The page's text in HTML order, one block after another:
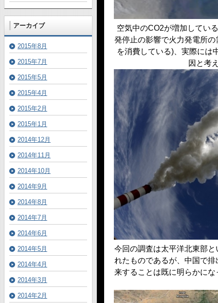
空気中のCO2が増加してい
発停止の影響で火力発電所
を消費している)、実際には
因と考
今回の調査は太平洋北東部
れたものであるが、中国で
来することは既に明らかに
アーカイブ
2015年8月
2015年7月
2015年5月
2015年4月
2015年2月
2015年1月
2014年12月
2014年11月
2014年10月
2014年9月
2014年8月
2014年7月
2014年6月
2014年5月
2014年4月
2014年3月
2014年2月